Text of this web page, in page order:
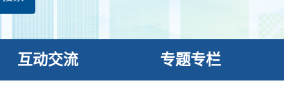
互动交流 专题专栏